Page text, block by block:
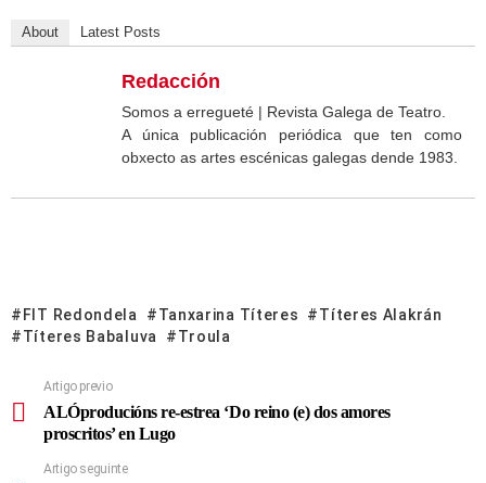
About Latest Posts
Redacción
Somos a erregueté | Revista Galega de Teatro.
A única publicación periódica que ten como
obxecto as artes escénicas galegas dende 1983.
FIT Redondela Tanxarina Títeres
Títeres Alakrán
Títeres Babaluva
Troula
Artigo previo
ALÓproducións re-estrea ‘Do reino (e) dos amores
proscritos’ en Lugo
Artigo seguinte